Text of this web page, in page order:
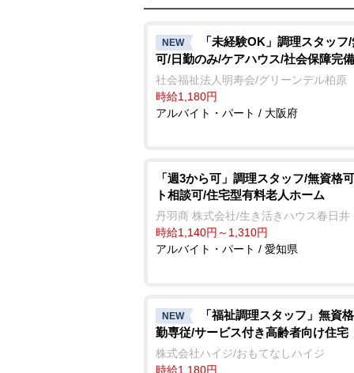
NEW
「未経験OK」調理スタッフ
可/日勤のみ/ケアハウス/社会保障完備
社会福祉法人明寿会/グリーンデル柏原
時給1,180円
アルバイト・パート / 大阪府
「週3から可」調理スタッフ/無資格
ト相談可/住宅型有料老人ホーム
丹羽商 株式会社/生き活きハウス春日井
時給1,140円～1,310円
アルバイト・パート / 愛知県
NEW
「福祉調理スタッフ」無資
勤専従/サービス付き高齢者向け住宅
株式会社ハイジ/おもてなしハイジ
時給1,180円